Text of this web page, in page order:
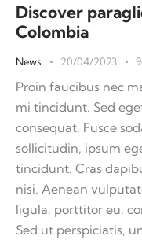
Discover
Colombia
News 20/04/2023
Proin faucibus nec
mi tincidunt. Sed
consequat. Fusce
sollicitudin, ipsum
tincidunt. Cras
nisi. Aenean
ligula, porttitor eu,
Sed ut perspiciatis,